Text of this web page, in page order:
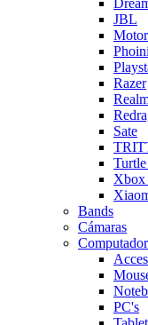
JBL
Razer
Sate
Xbox
Bands
Cámaras
PC's